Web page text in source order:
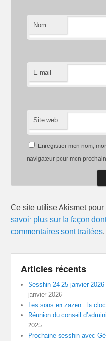
Nom
E-mail
Site web
Enregistrer mon nom,
navigateur pour mon
Ce site utilise Akismet
savoir plus sur la façon
commentaires sont traitées.
Articles récents
Sesshin 24-25 janvier
janvier 2026
Les sons en zazen : la
Réunion du conseil
2025
Prochaine sesshin avec